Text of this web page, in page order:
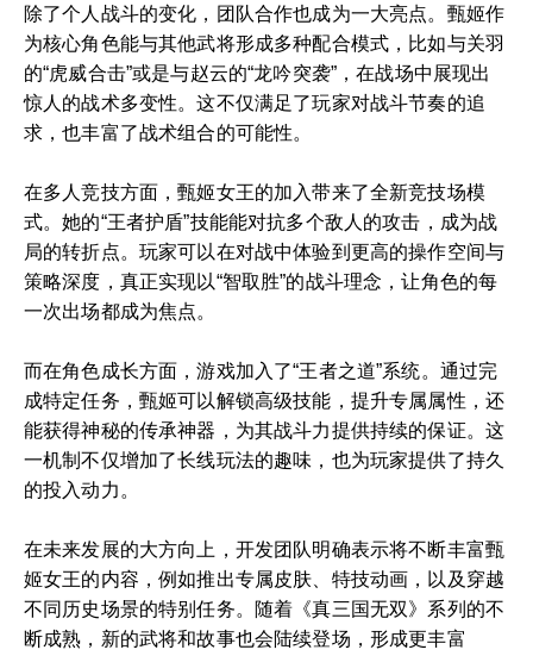
除了个人战斗的变化，团队合作也成为一大亮点。甄姬作
为核心角色能与其他武将形成多种配合模式，比如与关羽
的“虎威合击”或是与赵云的“龙吟突袭”，在战场中展现出
惊人的战术多变性。这不仅满足了玩家对战斗节奏的追
求，也丰富了战术组合的可能性。
在多人竞技方面，甄姬女王的加入带来了全新竞技场模
式。她的“王者护盾”技能能对抗多个敌人的攻击，成为战
局的转折点。玩家可以在对战中体验到更高的操作空间与
策略深度，真正实现以“智取胜”的战斗理念，让角色的每
一次出场都成为焦点。
而在角色成长方面，游戏加入了“王者之道”系统。通过完
成特定任务，甄姬可以解锁高级技能，提升专属属性，还
能获得神秘的传承神器，为其战斗力提供持续的保证。这
一机制不仅增加了长线玩法的趣味，也为玩家提供了持久
的投入动力。
在未来发展的大方向上，开发团队明确表示将不断丰富甄
姬女王的内容，例如推出专属皮肤、特技动画，以及穿越
不同历史场景的特别任务。随着《真三国无双》系列的不
断成熟，新的武将和故事也会陆续登场，形成更丰富